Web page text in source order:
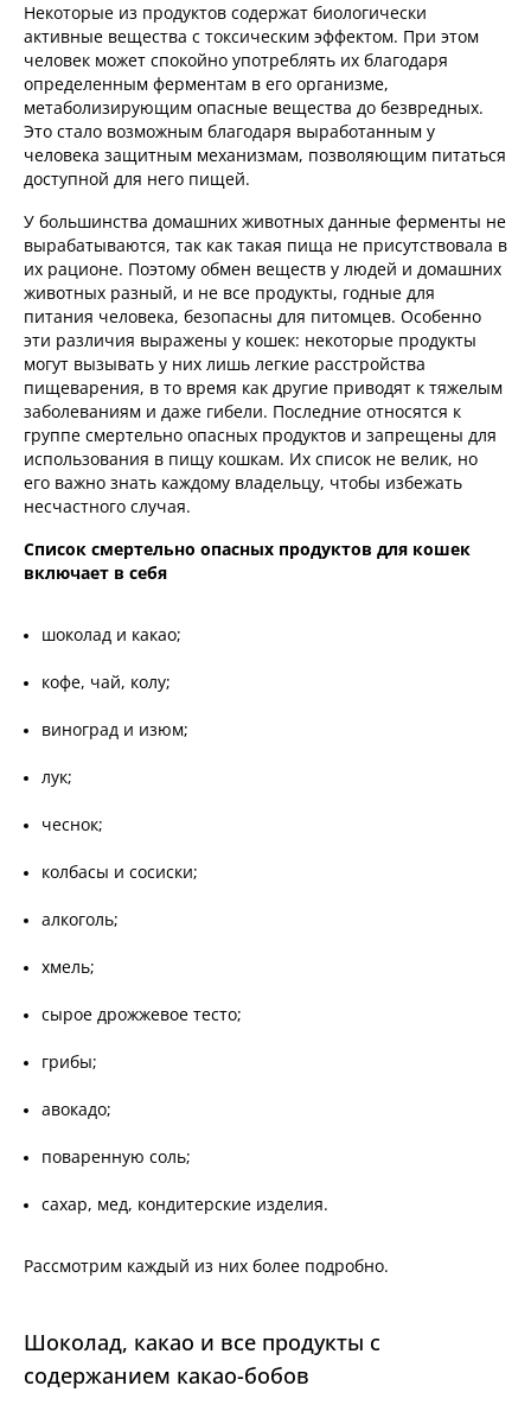
Некоторые из продуктов содержат биологически
активные вещества с токсическим эффектом. При этом
человек может спокойно употреблять их благодаря
определенным ферментам в его организме,
метаболизирующим опасные вещества до безвредных.
Это стало возможным благодаря выработанным у
человека защитным механизмам, позволяющим питаться
доступной для него пищей.
У большинства домашних животных данные ферменты не
вырабатываются, так как такая пища не присутствовала в
их рационе. Поэтому обмен веществ у людей и домашних
животных разный, и не все продукты, годные для
питания человека, безопасны для питомцев. Особенно
эти различия выражены у кошек: некоторые продукты
могут вызывать у них лишь легкие расстройства
пищеварения, в то время как другие приводят к тяжелым
заболеваниям и даже гибели. Последние относятся к
группе смертельно опасных продуктов и запрещены для
использования в пищу кошкам. Их список не велик, но
его важно знать каждому владельцу, чтобы избежать
несчастного случая.
Список смертельно опасных продуктов для кошек
включает в себя
шоколад и какао;
кофе, чай, колу;
виноград и изюм;
лук;
чеснок;
колбасы и сосиски;
алкоголь;
хмель;
сырое дрожжевое тесто;
грибы;
авокадо;
поваренную соль;
сахар, мед, кондитерские изделия.
Рассмотрим каждый из них более подробно.
Шоколад, какао и все продукты с
содержанием какао-бобов